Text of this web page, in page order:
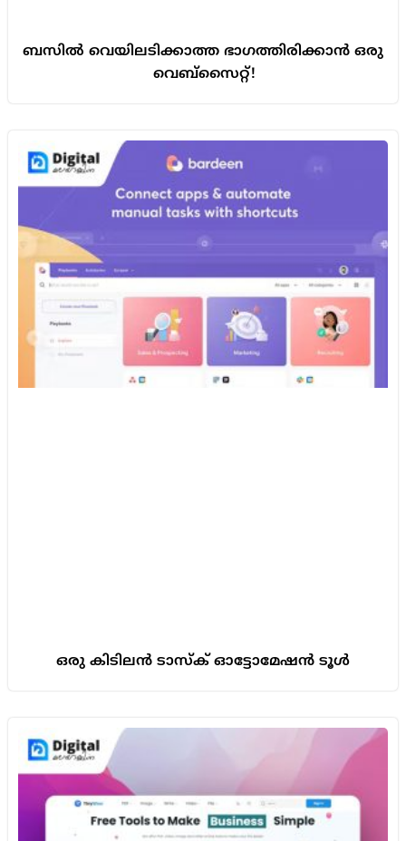
ബസിൽ വെയിലടിക്കാത്ത ഭാഗത്തിരിക്കാൻ ഒരു
വെബ്സൈറ്റ്!
ഒരു കിടിലൻ ടാസ്ക് ഓട്ടോമേഷൻ ടൂൾ